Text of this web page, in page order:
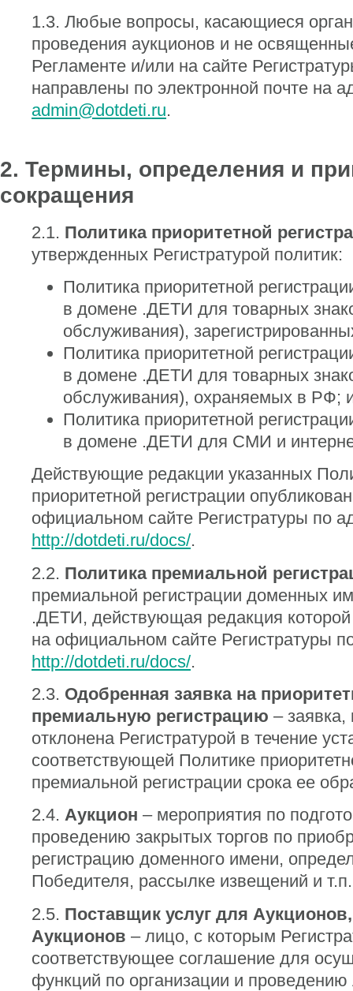
1.3. Любые вопросы, касающиеся
проведения аукционов и не
Регламенте и/или на сайте
направлены по электронной почте на
admin@dotdeti.ru.
2. Термины, определения и
сокращения
2.1. Политика приоритетной
утвержденных Регистратурой политик:
Политика приоритетной
в домене .ДЕТИ для товарных
обслуживания),
Политика приоритетной
в домене .ДЕТИ для товарных
обслуживания), охраняемых в РФ;
Политика приоритетной
в домене .ДЕТИ для СМИ и
Действующие редакции указанных
приоритетной регистрации
официальном сайте Регистратуры по
http://dotdeti.ru/docs/.
2.2. Политика премиальной
премиальной регистрации доменных
.ДЕТИ, действующая редакция которой
на официальном сайте Регистратуры
http://dotdeti.ru/docs/.
2.3. Одобренная заявка на
премиальную регистрацию –
отклонена Регистратурой в течение
соответствующей Политике
премиальной регистрации срока ее
2.4. Аукцион – мероприятия по
проведению закрытых торгов по
регистрацию доменного имени,
Победителя, рассылке извещений и т.п.
2.5. Поставщик услуг для
Аукционов – лицо, с которым
соответствующее соглашение для
функций по организации и проведению